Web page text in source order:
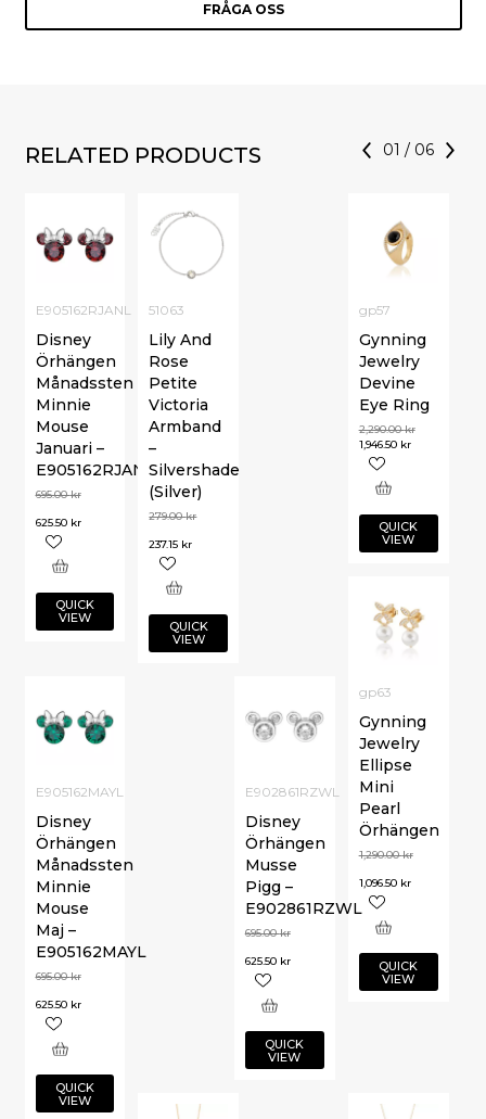
FRÅGA OSS
RELATED PRODUCTS 01 / 06
E905162RJANL
Disney
Örhängen
Månadssten
Minnie
Mouse
Januari –
E905162RJANL
695.00kr
625.50 kr
QUICK
VIEW
gp57
Gynning
Jewelry
Devine
Eye Ring
2,290.00kr
1,946.50 kr
QUICK
VIEW
51063
Lily And
Rose
Petite
Victoria
Armband
–
Silvershade
(Silver)
279.00kr
237.15 kr
QUICK
VIEW
gp63
Gynning
Jewelry
Ellipse
Mini
Pearl
Örhängen
1,290.00kr
1,096.50 kr
QUICK
VIEW
E905162MAYL
Disney
Örhängen
Månadssten
Minnie
Mouse
Maj –
E905162MAYL
695.00kr
625.50 kr
QUICK
VIEW
E902861RZWL
Disney
Örhängen
Musse
Pigg –
E902861RZWL
695.00kr
625.50 kr
QUICK
VIEW